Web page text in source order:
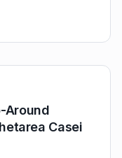
Around
Casei